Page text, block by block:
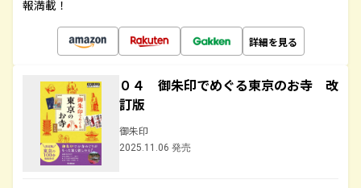
報満載！
詳細を見る
０４ 御朱印でめぐる東京のお寺 改
訂版
御朱印
2025.11.06 発売